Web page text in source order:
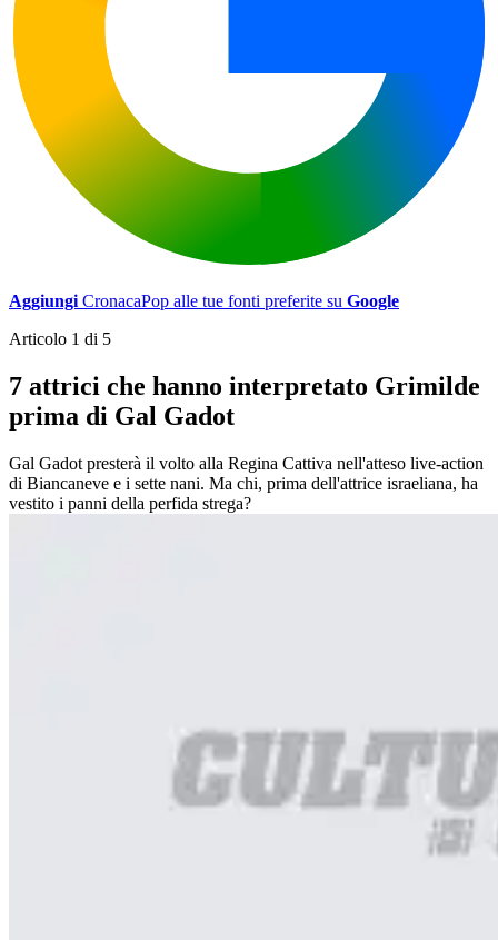
Aggiungi CronacaPop alle tue fonti preferite su Google
Articolo 1 di 5
7 attrici che hanno interpretato Grimilde
prima di Gal Gadot
Gal Gadot presterà il volto alla Regina Cattiva nell'atteso live-action
di Biancaneve e i sette nani. Ma chi, prima dell'attrice israeliana, ha
vestito i panni della perfida strega?